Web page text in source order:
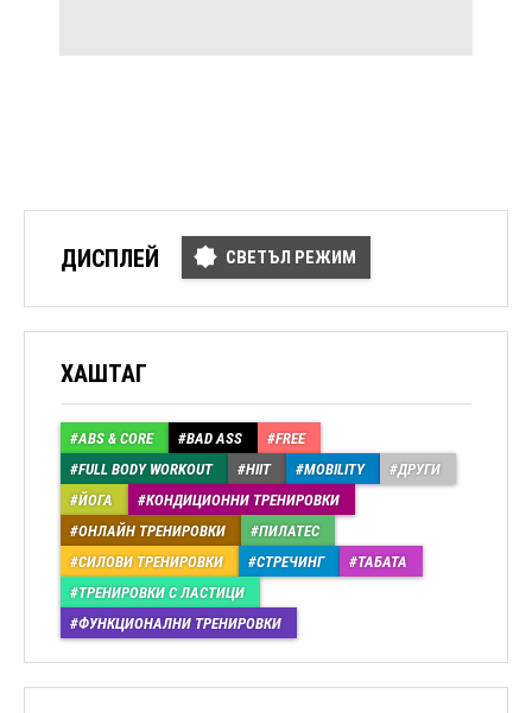
ДИСПЛЕЙ СВЕТЪЛ РЕЖИМ
ХАШТАГ
ABS & CORE BAD ASS
FREE
FULL BODY WORKOUT
HIIT MOBILITY
ДРУГИ
ЙОГА
КОНДИЦИОННИ ТРЕНИРОВКИ
ОНЛАЙН ТРЕНИРОВКИ
ПИЛАТЕС
СИЛОВИ ТРЕНИРОВКИ
СТРЕЧИНГ
ТАБАТА
ТРЕНИРОВКИ С ЛАСТИЦИ
ФУНКЦИОНАЛНИ ТРЕНИРОВКИ